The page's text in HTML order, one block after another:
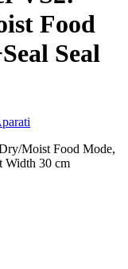
Food
Seal
Moist Food Mode,
Width 30 cm